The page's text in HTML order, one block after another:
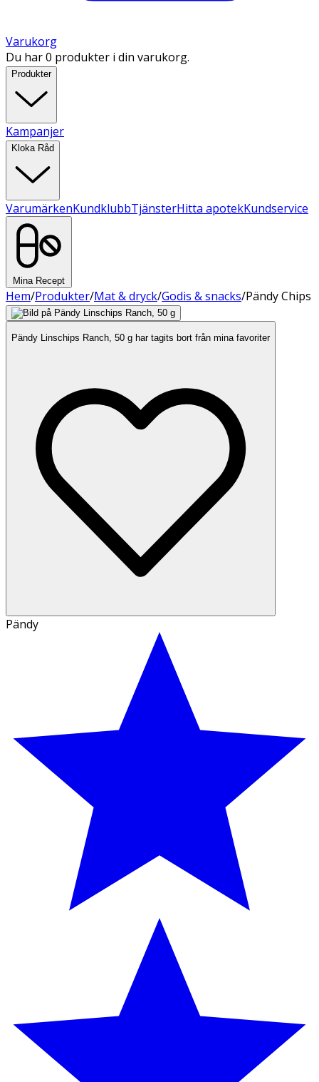
Varukorg
Du har 0 produkter i din varukorg.
Produkter
Kampanjer
Kloka Råd
VarumärkenKundklubbTjänsterHitta apotekKundservice
Mina Recept
Hem/Produkter/Mat & dryck/Godis & snacks/Pändy Chips
Pändy Linschips Ranch, 50 g har tagits bort från mina favoriter
Pändy